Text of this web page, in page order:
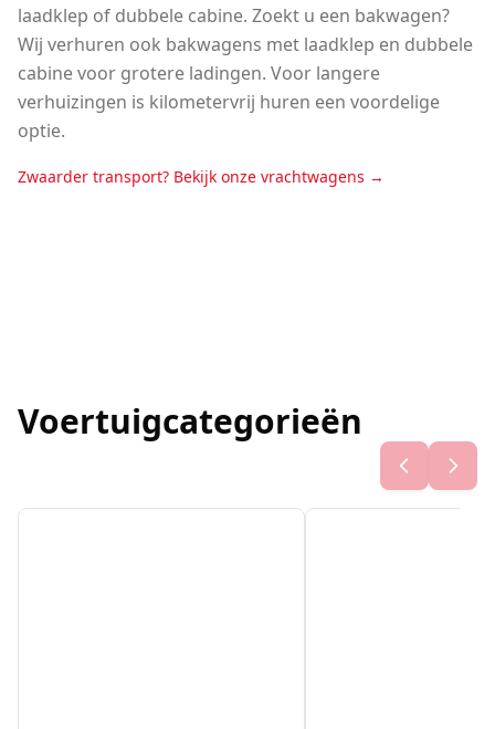
laadklep of dubbele cabine. Zoekt u een bakwagen?
Wij verhuren ook bakwagens met laadklep en dubbele
cabine voor grotere ladingen. Voor langere
verhuizingen is kilometervrij huren een voordelige
optie.
Zwaarder transport? Bekijk onze vrachtwagens →
Voertuigcategorieën